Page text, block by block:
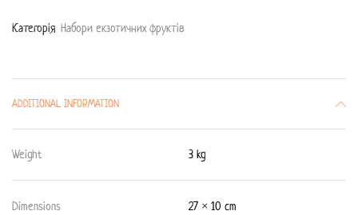
Категорiя Набори екзотичних фруктів
ADDITIONAL INFORMATION
Weight 3 kg
Dimensions 27 × 10 cm